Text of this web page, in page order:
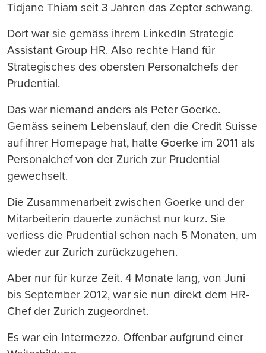
Tidjane Thiam seit 3 Jahren das Zepter schwang.
Dort war sie gemäss ihrem LinkedIn Strategic
Assistant Group HR. Also rechte Hand für
Strategisches des obersten Personalchefs der
Prudential.
Das war niemand anders als Peter Goerke.
Gemäss seinem Lebenslauf, den die Credit Suisse
auf ihrer Homepage hat, hatte Goerke im 2011 als
Personalchef von der Zurich zur Prudential
gewechselt.
Die Zusammenarbeit zwischen Goerke und der
Mitarbeiterin dauerte zunächst nur kurz. Sie
verliess die Prudential schon nach 5 Monaten, um
wieder zur Zurich zurückzugehen.
Aber nur für kurze Zeit. 4 Monate lang, von Juni
bis September 2012, war sie nun direkt dem HR-
Chef der Zurich zugeordnet.
Es war ein Intermezzo. Offenbar aufgrund einer